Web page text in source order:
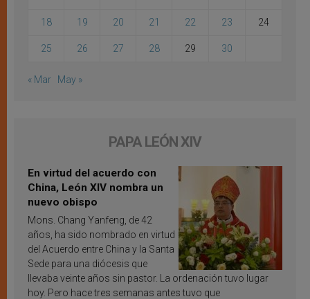
18 19 20 21 22 23 24
25 26 27 28 29 30
« Mar May »
PAPA LEÓN XIV
En virtud del acuerdo con
China, León XIV nombra un
nuevo obispo
Mons. Chang Yanfeng, de 42
años, ha sido nombrado en virtud
del Acuerdo entre China y la Santa
Sede para una diócesis que
llevaba veinte años sin pastor. La ordenación tuvo lugar
hoy. Pero hace tres semanas antes tuvo que